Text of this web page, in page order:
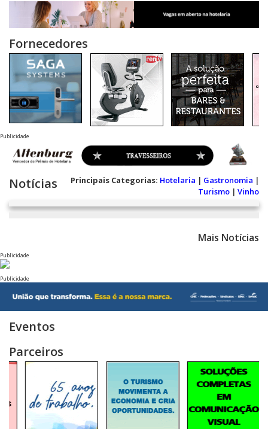
Fornecedores
Publicidade
Notícias Principais Categorias: Hotelaria | Gastronomia |
Turismo | Vinho
Mais Notícias
Publicidade
Publicidade
Eventos
Parceiros